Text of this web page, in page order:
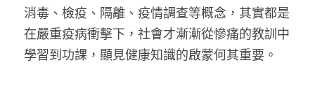
消毒、檢疫、隔離、疫情調查等概念，其實都是
在嚴重疫病衝擊下，社會才漸漸從慘痛的教訓中
學習到功課，顯見健康知識的啟蒙何其重要。